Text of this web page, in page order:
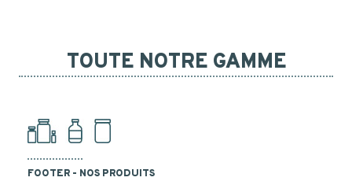
TOUTE NOTRE GAMME
FOOTER - NOS PRODUITS